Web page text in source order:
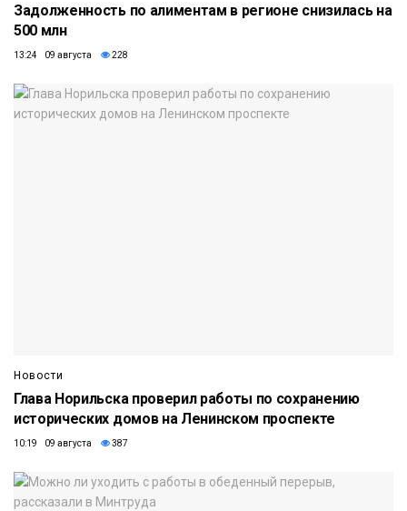
Задолженность по алиментам в регионе снизилась на
500 млн
13:24 09 августа 228
Новости
Глава Норильска проверил работы по сохранению
исторических домов на Ленинском проспекте
10:19 09 августа 387